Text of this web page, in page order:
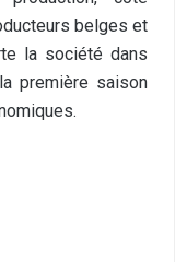
belges et
la société dans
première saison